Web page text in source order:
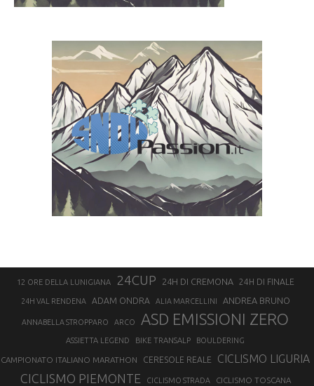
12 ORE DELLA LUNIGIANA 24CUP 24H DI CREMONA 24H DI FINALE
24H VAL RENDENA ADAM ONDRA ALIA MARCELLINI ANDREA BRUNO
ANNABELLA STROPPARO ARCO ASD EMISSIONI ZERO
ASSIETTA LEGEND BIKE TRANSALP BOULDERING
CAMPIONATO ITALIANO MARATHON CERESOLE REALE CICLISMO LIGURIA
CICLISMO PIEMONTE CICLISMO STRADA CICLISMO TOSCANA